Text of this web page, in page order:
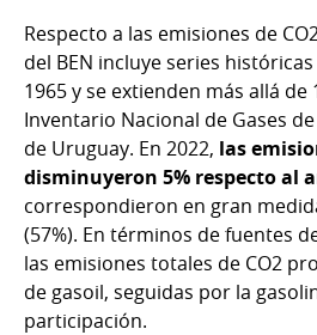
Respecto a las emisiones de
del BEN incluye series
1965 y se extienden más allá
Inventario Nacional de Gases
de Uruguay. En 2022, las
disminuyeron 5% respecto al
correspondieron en gran
(57%). En términos de fuentes
las emisiones totales de CO2
de gasoil, seguidas por la
participación.